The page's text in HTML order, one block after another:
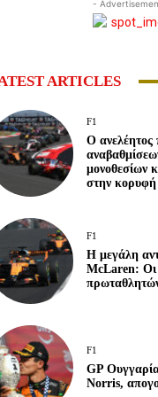
-
ARTICLES
F1
Ο ανελέητος
μονοθεσίων
στην κορυφή
F1
Η μεγάλη
McLaren: Οι
F1
GP
Norris,